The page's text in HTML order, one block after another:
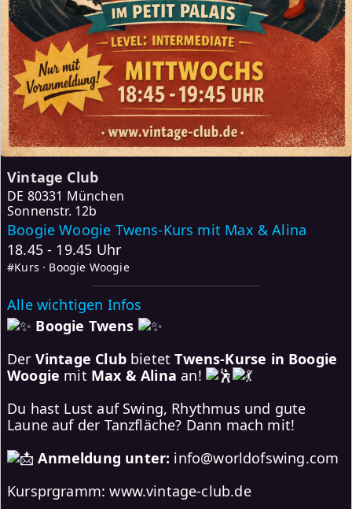
Vintage Club
DE 80331 München
Sonnenstr. 12b
Boogie Woogie Twens-Kurs mit Max & Alina
18.45 - 19.45 Uhr
#Kurs · Boogie Woogie
Alle wichtigen Infos
Boogie Twens
Der Vintage ClubbietetTwens-Kurse in Boogie
Woogie mit Max & Alina an!
Du hast Lust auf Swing, Rhythmus und gute
Laune auf der Tanzfläche? Dann mach mit!
Anmeldung unter: info@worldofswing.com
Kursprgramm: www.vintage-club.de